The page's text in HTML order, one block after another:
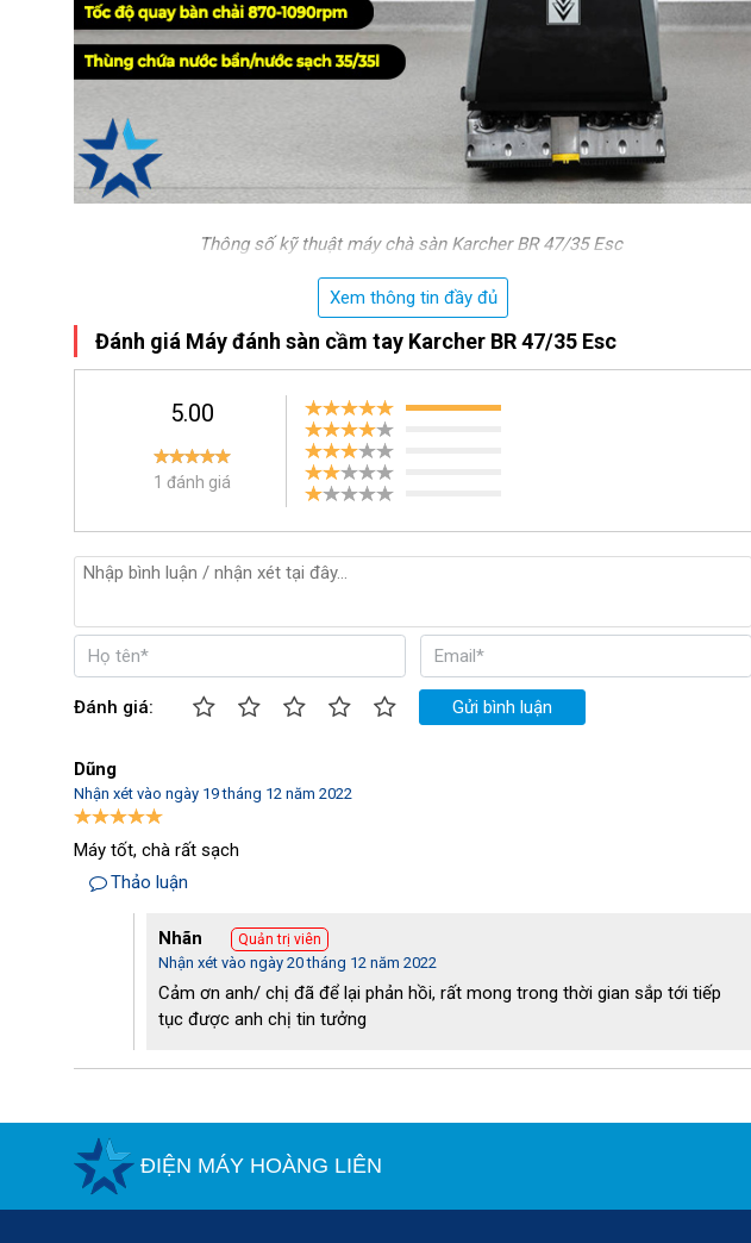
Thông số kỹ thuật máy chà sàn Karcher BR 47/35 Esc
máy chà sàn Karcher được ráp nối với nhau chặt chẽ, sử dụng
vật liệu cao cấp như nhựa ABS bền bỉ, chắc chắn, giúp máy vận hành bền bỉ, mang lại
hiệu quả công việc tối ưu.
Ngoài ra, Karcher BR 47/35 Esc còn chinh phục được những vị khách khó tính nhất bởi
sở hữu hiệu năng làm việc ấn tượng. Sản phẩm này được trang bị hai motor chà có
công suất 1100W và hút có công suất 800W, kết hợp với tốc độ quay của bàn chài chà
đạt 870 – 1090 vòng/ phút. Những thông số này là nền tảng giúp chiếc
sàn đá này thực hiện tốt nhu cầu chà rửa và tạo bóng cho nền nhà ở mọi không gian
khác nhau mà không mất quá nhiều thời gian, công sức, mang lại hiệu quả tối ưu.
Hơn nữa, thiết bị không phát ra tiếng ồn quá lớn trong quá trình sử dụng, giúp máy vận
hành ổn định theo thời gian. Qua đó, hạn chế được sự cố hỏng hóc phát sinh và giảm
Xem thông tin đầy đủ
Đánh giá Máy đánh sàn cầm tay Karcher BR 47/35 Esc
5.00
1 đánh giá
Đánh giá: Gửi bình luận
Dũng
Nhận xét vào ngày 19 tháng 12 năm 2022
Máy tốt, chà rất sạch
Thảo luận
Nhãn Quản trị viên
Nhận xét vào ngày 20 tháng 12 năm 2022
Cảm ơn anh/ chị đã để lại phản hồi, rất mong trong thời gian sắp tới tiếp
tục được anh chị tin tưởng
ĐIỆN MÁY HOÀNG LIÊN